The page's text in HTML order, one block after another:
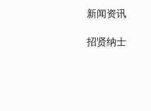
新闻资讯
招贤纳士